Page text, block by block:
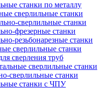
станки по металлу
сверлильные станки
сверлильные станки
фрезерные станки
резьбонарезные станки
сверлильные станки
сверления труб
сверлильные станки
сверлильные станки
станки с ЧПУ